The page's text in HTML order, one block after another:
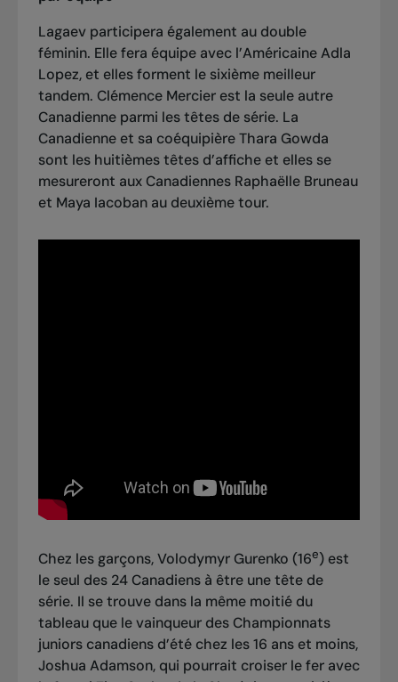
Lagaev participera également au double
féminin. Elle fera équipe avec l’Américaine Adla
Lopez, et elles forment le sixième meilleur
tandem. Clémence Mercier est la seule autre
Canadienne parmi les têtes de série. La
Canadienne et sa coéquipière Thara Gowda
sont les huitièmes têtes d’affiche et elles se
mesureront aux Canadiennes Raphaëlle Bruneau
et Maya Iacoban au deuxième tour.
Chez les garçons, Volodymyr Gurenko (16e) est
le seul des 24 Canadiens à être une tête de
série. Il se trouve dans la même moitié du
tableau que le vainqueur des Championnats
juniors canadiens d’été chez les 16 ans et moins,
Joshua Adamson, qui pourrait croiser le fer avec